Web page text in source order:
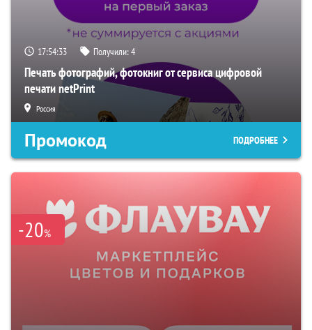
17:54:32 Получили:4
Печать фотографий, фотокниг от сервиса цифровой
печати netPrint
Россия
Промокод ПОДРОБНЕЕ
-20%